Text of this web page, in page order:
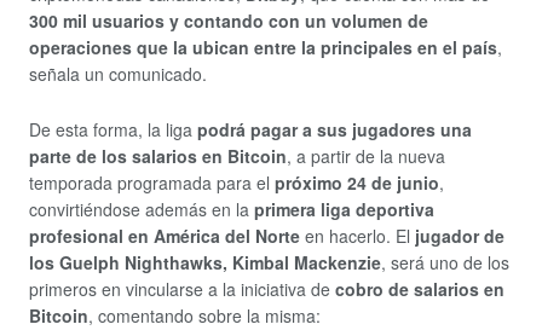
300 mil usuarios y contando con un volumen de
operaciones que la ubican entre la principales en el país,
señala un comunicado.
De esta forma, la liga podrá pagar a sus jugadores una
parte de los salarios en Bitcoin, a partir de la nueva
temporada programada para el próximo 24 de junio,
convirtiéndose además en la primera liga deportiva
profesional en América del Norte en hacerlo. El jugador de
los Guelph Nighthawks, Kimbal Mackenzie, será uno de los
primeros en vincularse a la iniciativa de cobro de salarios en
Bitcoin, comentando sobre la misma: